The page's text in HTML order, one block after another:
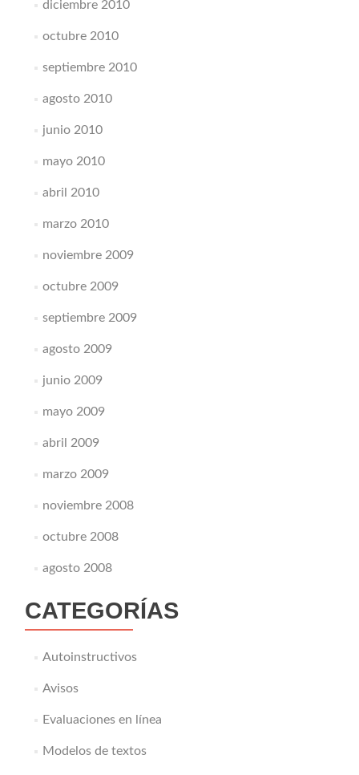
diciembre 2010
octubre 2010
septiembre 2010
agosto 2010
junio 2010
mayo 2010
abril 2010
marzo 2010
noviembre 2009
octubre 2009
septiembre 2009
agosto 2009
junio 2009
mayo 2009
abril 2009
marzo 2009
noviembre 2008
octubre 2008
agosto 2008
CATEGORÍAS
Autoinstructivos
Avisos
Evaluaciones en línea
Modelos de textos